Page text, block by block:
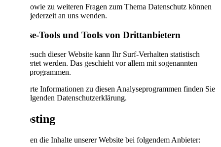
Hierzu sowie zu weiteren Fragen zum Thema Datenschutz können
Sie sich jederzeit an uns wenden.
Analyse-Tools und Tools von Dritt­anbietern
Beim Besuch dieser Website kann Ihr Surf-Verhalten statistisch
ausgewertet werden. Das geschieht vor allem mit sogenannten
Analyseprogrammen.
Detaillierte Informationen zu diesen Analyseprogrammen finden Sie
in der folgenden Datenschutzerklärung.
2. Hosting
Wir hosten die Inhalte unserer Website bei folgendem Anbieter: